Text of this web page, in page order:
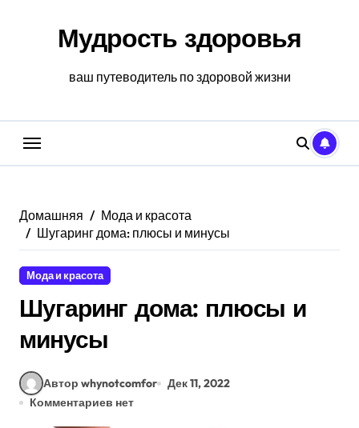
содержаниюМудрость здоровья
ваш путеводитель по здоровой жизни
Домашняя
Мода и красота
Шугаринг дома: плюсы и минусы
Мода и красота
Шугаринг дома: плюсы и
минусы
Автор whynotcomfor
Дек 11, 2022
Комментариев нет